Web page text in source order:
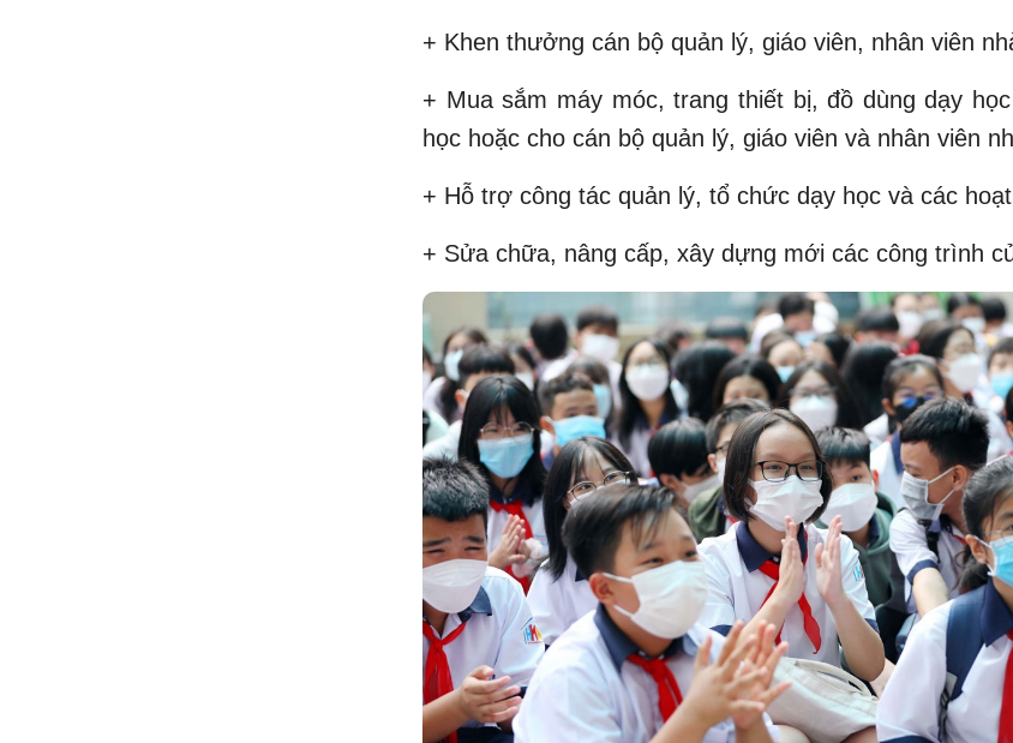
+ Khen thưởng cán bộ quản lý, giáo viên, nhân viên
+ Mua sắm máy móc, trang thiết bị, đồ dùng dạy
học hoặc cho cán bộ quản lý, giáo viên và nhân viên
+ Hỗ trợ công tác quản lý, tổ chức dạy học và các
+ Sửa chữa, nâng cấp, xây dựng mới các công trình